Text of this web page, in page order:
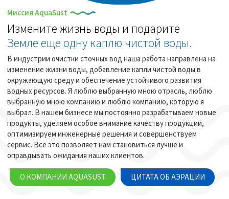
Миссия AquaSust
Измените жизнь воды и подарите
Земле еще одну каплю чистой воды.
В индустрии очистки сточных вод наша работа направлена на
изменение жизни воды, добавление капли чистой воды в
окружающую среду и обеспечение устойчивого развития
водных ресурсов. Я люблю выбранную мною отрасль, люблю
выбранную мною компанию и люблю компанию, которую я
выбрал. В нашем бизнесе мы постоянно разрабатываем новые
продукты, уделяем особое внимание качеству продукции,
оптимизируем инженерные решения и совершенствуем
сервис. Все это позволяет нам становиться лучше и
оправдывать ожидания наших клиентов.
О КОМПАНИИ AQUASUST ЦИТАТА ОБ АЭРАЦИИ